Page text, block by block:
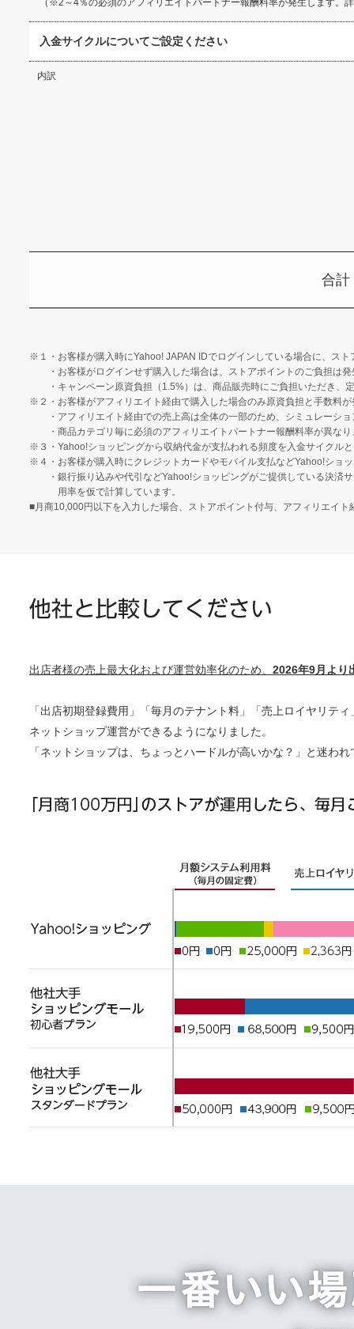
（※2～4％の必須のアフィリエイトパートナー報酬料率が発生します。
入金サイクルについてご設定ください
内訳
合計
※１・お客様が購入時にYahoo! JAPAN IDでログインしている場合に、ス
・お客様がログインせず購入した場合は、ストアポイントのご負担は
・キャンペーン原資負担（1.5%）は、商品販売時にご負担いただき、
※２・お客様がアフィリエイト経由で購入した場合のみ原資負担と手数料が
・アフィリエイト経由での売上高は全体の一部のため、シミュレーシ
・商品カテゴリ毎に必須のアフィリエイトパートナー報酬料率が異な
※３・Yahoo!ショッピングから収納代金が支払われる頻度を入金サイクル
※４・お客様が購入時にクレジットカードやモバイル支払などYahoo!ショ
・銀行振り込みや代引などYahoo!ショッピングがご提供している決
用率を仮で計算しています。
■月商10,000円以下を入力した場合、ストアポイント付与、アフィリエイ
出店者様の売上最大化および運営効率化のため、 2026年9月より
「出店初期登録費用」「毎月のテナント料」「売上ロイヤリテ
ネットショップ運営ができるようになりました。
「ネットショップは、ちょっとハードルが高いかな？」と迷わ